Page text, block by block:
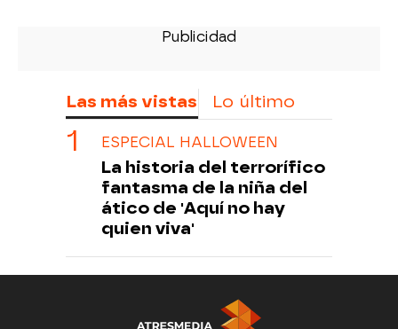
Las más vistas Lo último
ESPECIAL HALLOWEEN
La historia del terrorífico
fantasma de la niña del
ático de 'Aquí no hay
quien viva'